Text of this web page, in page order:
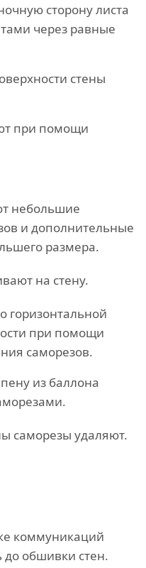
сторону листа
через равные
стены
при помощи
небольшие
и дополнительные
размера.
на стену.
горизонтальной
при помощи
саморезов.
из баллона
саморезы удаляют.
коммуникаций
обшивки стен.